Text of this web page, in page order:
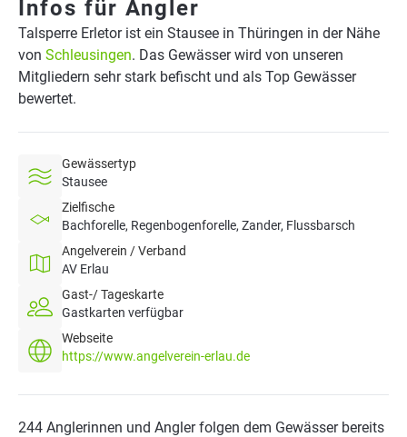
Infos für Angler
Talsperre Erletor ist ein Stausee in Thüringen in der Nähe
von Schleusingen. Das Gewässer wird von unseren
Mitgliedern sehr stark befischt und als Top Gewässer
bewertet.
Gewässertyp
Stausee
Zielfische
Bachforelle, Regenbogenforelle, Zander, Flussbarsch
Angelverein / Verband
AV Erlau
Gast-/ Tageskarte
Gastkarten verfügbar
Webseite
https://www.angelverein-erlau.de
244 Anglerinnen und Angler folgen dem Gewässer bereits